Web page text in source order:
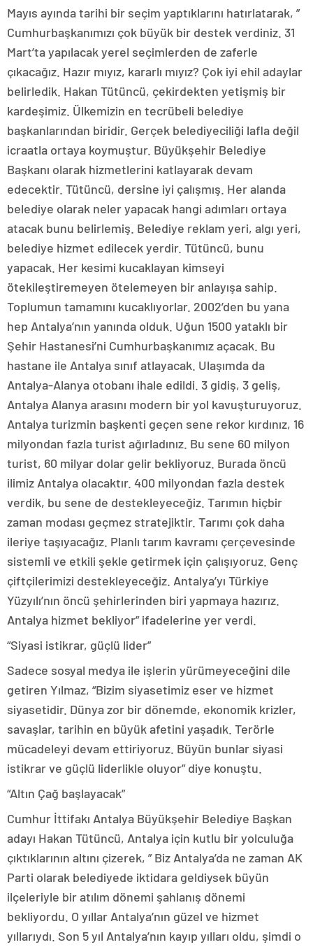
Mayıs ayında tarihi bir seçim yaptıklarını hatırlatarak, ”
Cumhurbaşkanımızı çok büyük bir destek verdiniz. 31
Mart’ta yapılacak yerel seçimlerden de zaferle
çıkacağız. Hazır mıyız, kararlı mıyız? Çok iyi ehil adaylar
belirledik. Hakan Tütüncü, çekirdekten yetişmiş bir
kardeşimiz. Ülkemizin en tecrübeli belediye
başkanlarından biridir. Gerçek belediyeciliği lafla değil
icraatla ortaya koymuştur. Büyükşehir Belediye
Başkanı olarak hizmetlerini katlayarak devam
edecektir. Tütüncü, dersine iyi çalışmış. Her alanda
belediye olarak neler yapacak hangi adımları ortaya
atacak bunu belirlemiş. Belediye reklam yeri, algı yeri,
belediye hizmet edilecek yerdir. Tütüncü, bunu
yapacak. Her kesimi kucaklayan kimseyi
ötekileştiremeyen ötelemeyen bir anlayışa sahip.
Toplumun tamamını kucaklıyorlar. 2002’den bu yana
hep Antalya’nın yanında olduk. Uğun 1500 yataklı bir
Şehir Hastanesi’ni Cumhurbaşkanımız açacak. Bu
hastane ile Antalya sınıf atlayacak. Ulaşımda da
Antalya-Alanya otobanı ihale edildi. 3 gidiş, 3 geliş,
Antalya Alanya arasını modern bir yol kavuşturuyoruz.
Antalya turizmin başkenti geçen sene rekor kırdınız, 16
milyondan fazla turist ağırladınız. Bu sene 60 milyon
turist, 60 milyar dolar gelir bekliyoruz. Burada öncü
ilimiz Antalya olacaktır. 400 milyondan fazla destek
verdik, bu sene de destekleyeceğiz. Tarımın hiçbir
zaman modası geçmez stratejiktir. Tarımı çok daha
ileriye taşıyacağız. Planlı tarım kavramı çerçevesinde
sistemli ve etkili şekle getirmek için çalışıyoruz. Genç
çiftçilerimizi destekleyeceğiz. Antalya’yı Türkiye
Yüzyılı’nın öncü şehirlerinden biri yapmaya hazırız.
Antalya hizmet bekliyor” ifadelerine yer verdi.
“Siyasi istikrar, güçlü lider”
Sadece sosyal medya ile işlerin yürümeyeceğini dile
getiren Yılmaz, “Bizim siyasetimiz eser ve hizmet
siyasetidir. Dünya zor bir dönemde, ekonomik krizler,
savaşlar, tarihin en büyük afetini yaşadık. Terörle
mücadeleyi devam ettiriyoruz. Büyün bunlar siyasi
istikrar ve güçlü liderlikle oluyor” diye konuştu.
“Altın Çağ başlayacak”
Cumhur İttifakı Antalya Büyükşehir Belediye Başkan
adayı Hakan Tütüncü, Antalya için kutlu bir yolculuğa
çıktıklarının altını çizerek, ” Biz Antalya’da ne zaman AK
Parti olarak belediyede iktidara geldiysek büyün
ilçeleriyle bir atılım dönemi şahlanış dönemi
bekliyordu. O yıllar Antalya’nın güzel ve hizmet
yıllarıydı. Son 5 yıl Antalya’nın kayıp yılları oldu, şimdi o